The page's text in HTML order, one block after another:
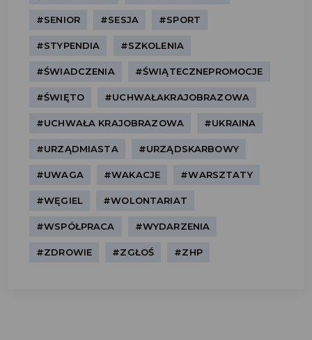
#SENIOR #SESJA #SPORT
#STYPENDIA #SZKOLENIA
#ŚWIADCZENIA #ŚWIĄTECZNEPROMOCJE
#ŚWIĘTO #UCHWAŁAKRAJOBRAZOWA
#UCHWAŁA KRAJOBRAZOWA #UKRAINA
#URZĄDMIASTA #URZĄDSKARBOWY
#UWAGA #WAKACJE #WARSZTATY
#WĘGIEL #WOLONTARIAT
#WSPÓŁPRACA #WYDARZENIA
#ZDROWIE #ZGŁOŚ #ZHP